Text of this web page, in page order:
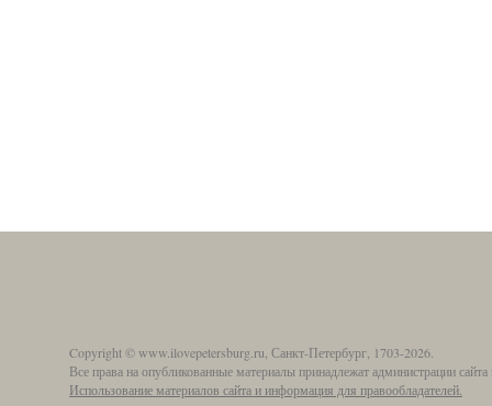
Copyright © www.ilovepetersburg.ru, Санкт-Петербург, 1703-2026.
Все права на опубликованные материалы принадлежат администрации
Использование материалов сайта и информация для правообладателей.